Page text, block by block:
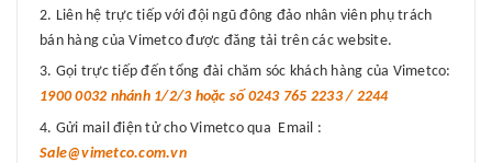
Liên hệ trực tiếp với đội ngũ đông đảo nhân viên phụ trách
bán hàng của Vimetco được đăng tải trên các website.
Gọi trực tiếp đến tổng đài chăm sóc khách hàng của Vimetco:
1900 0032 nhánh 1/2/3 hoặc số 0243 765 2233 / 2244
Gửi mail điện tử cho Vimetco qua Email :
Sale@vimetco.com.vn